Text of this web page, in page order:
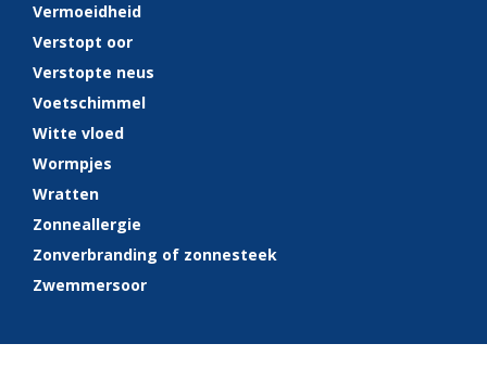
Vermoeidheid
Verstopt oor
Verstopte neus
Voetschimmel
Witte vloed
Wormpjes
Wratten
Zonneallergie
Zonverbranding of zonnesteek
Zwemmersoor